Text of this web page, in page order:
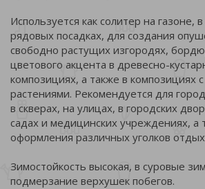
Используется как солитер на газоне,
рядовых посадках, для создания
свободно растущих изгородях,
цветового акцента в древесно-
композициях, а также в композициях
растениями. Рекомендуется для
в скверах, на улицах, в городских
садах и медицинских учреждениях, а
оформления различных уголков
Зимостойкость высокая, в суровые
подмерзание верхушек побегов.